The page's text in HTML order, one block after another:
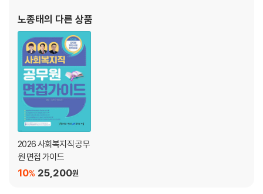
* 부록...이동민
CHAPTER 01. 개별 질문(인성 등)
CHAPTER 02. 경험형 질문
CHAPTER 03. 상황형 질문
CHAPTER 04. 공직, 윤리, 미래 관련
CHAPTER 05. BIG FIVE 성격테스트(간이검사)
CHAPTER 06. 공직자 특이 민원응대 매뉴얼
노종태의 다른 상품
2026 사회복지직 공무
원 면접 가이드
25,200원
10%